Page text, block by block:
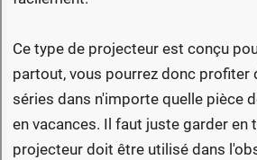
Ce type de projecteur est conçu
partout, vous pourrez donc profiter
séries dans n'importe quelle pièce
en vacances. Il faut juste garder en
projecteur doit être utilisé dans